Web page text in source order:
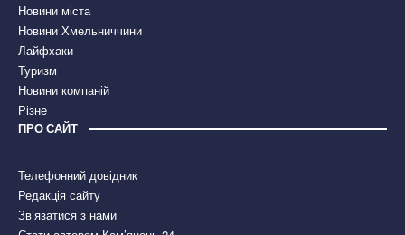
Новини міста
Новини Хмельниччини
Лайфхаки
Туризм
Новини компаній
Різне
ПРО САЙТ
Телефонний довідник
Редакція сайту
Зв’язатися з нами